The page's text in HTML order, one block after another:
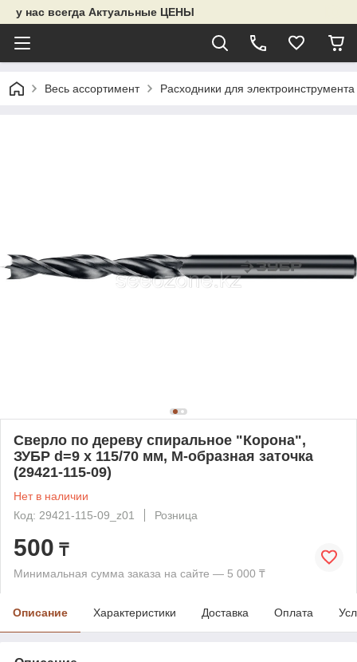
у нас всегда Актуальные ЦЕНЫ
Весь ассортимент Расходники для электроинструмента
Сверло по дереву спиральное "Корона",
ЗУБР d=9 x 115/70 мм, М-образная заточка
(29421-115-09)
Нет в наличии
Код: 29421-115-09_z01
Розница
500 ₸
Минимальная сумма заказа на сайте — 5 000 ₸
Описание Характеристики Доставка Оплата